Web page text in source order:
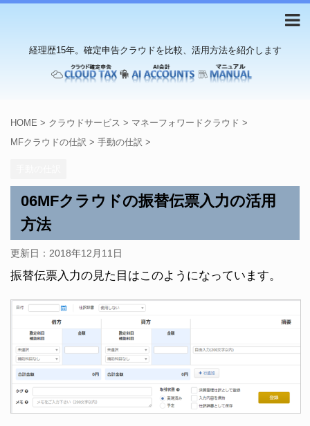
経理歴15年。確定申告クラウドを比較、活用方法を紹介します
HOME > クラウドサービス > マネーフォワードクラウド >
MFクラウドの仕訳 > 手動の仕訳 >
06MFクラウドの振替伝票入力の活用
方法
更新日： 2018年12月11日
振替伝票入力の見た目はこのようになっています。